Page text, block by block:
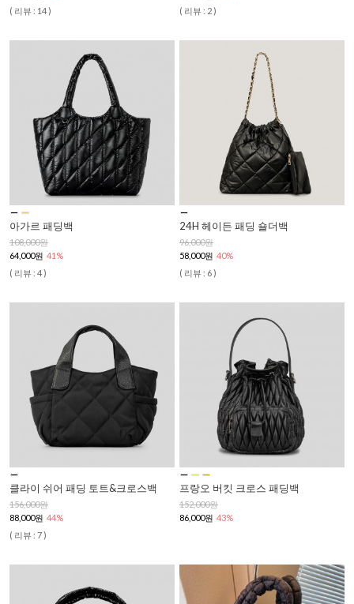
( 리뷰 : 14 )
( 리뷰 : 2 )
아가르 패딩백
108,000원
64,000원 41%
( 리뷰 : 4 )
24H 헤이든 패딩 숄더백
96,000원
58,000원 40%
( 리뷰 : 6 )
클라이 쉬어 패딩 토트&크로스백
156,000원
88,000원 44%
( 리뷰 : 7 )
프랑오 버킷 크로스 패딩백
152,000원
86,000원 43%